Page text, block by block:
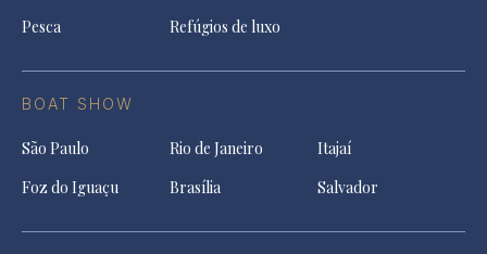
Pesca
Refúgios de luxo
BOAT SHOW
São Paulo Rio de Janeiro
Itajaí
Foz do Iguaçu
Brasília Salvador